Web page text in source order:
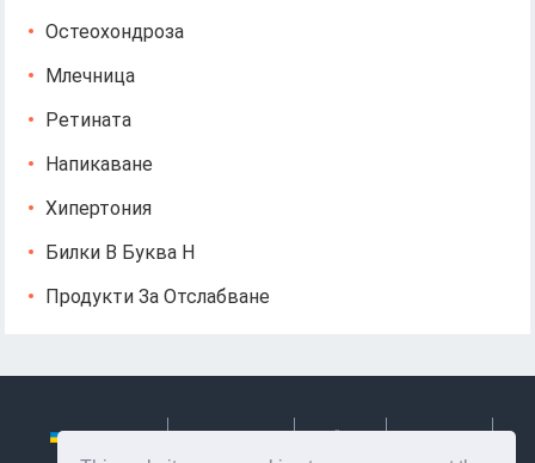
Остеохондроза
Млечница
Ретината
Напикаване
Хипертония
Билки В Буква Н
Продукти За Отслабване